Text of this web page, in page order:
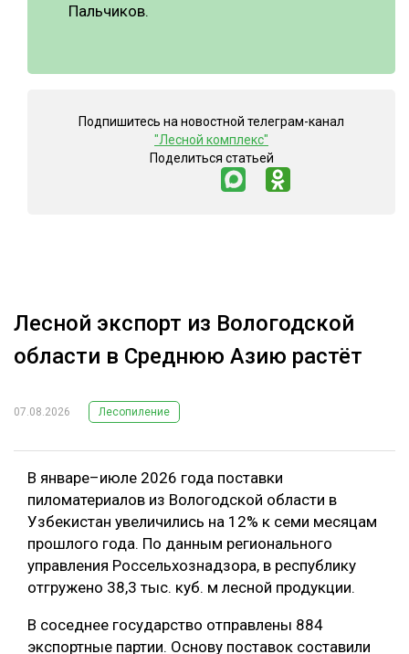
Пальчиков.
Подпишитесь на новостной телеграм-канал
"Лесной комплекс"
Поделиться статьей
Лесной экспорт из Вологодской
области в Среднюю Азию растёт
07.08.2026 Лесопиление
В январе–июле 2026 года поставки
пиломатериалов из Вологодской области в
Узбекистан увеличились на 12% к семи месяцам
прошлого года. По данным регионального
управления Россельхознадзора, в республику
отгружено 38,3 тыс. куб. м лесной продукции.
В соседнее государство отправлены 884
экспортные партии. Основу поставок составили